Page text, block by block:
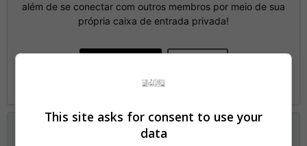
além de se conectar com outros membros por meio de sua
própria caixa de entrada privada!
Anunciando os planos GOLD no Fórum Outer Space
Visitante, agora você pode ajudar o Fórum Outer Space e
This site asks for consent to use your
data